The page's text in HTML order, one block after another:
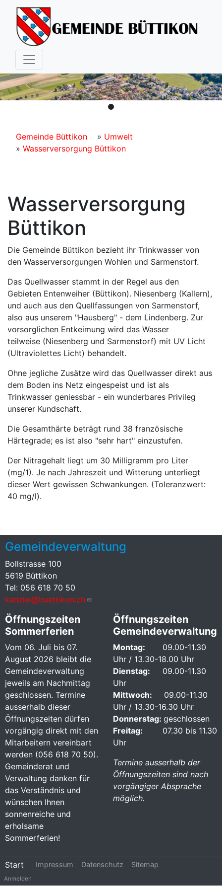
Hauptnavigation
Pfadnavigation
Gemeinde Büttikon
Umwelt
Wasserversorgung Büttikon
Wasserversorgung
Büttikon
Die Gemeinde Büttikon bezieht ihr Trinkwasser von
den Wasserversorgungen Wohlen und Sarmenstorf.
Das Quellwasser stammt in der Regel aus den
Gebieten Entenweiher (Büttikon). Niesenberg (Kallern),
und auch aus den Quellfassungen von Sarmenstorf,
also aus unserem "Hausberg" - dem Lindenberg. Zur
vorsorglichen Entkeimung wird das Wasser
teilweise (Niesenberg und Sarmenstorf) mit UV Licht
(Ultraviolettes Licht) behandelt.
Ohne jegliche Zusätze wird das Quellwasser direkt aus
dem Boden ins Netz eingespeist und ist als
Trinkwasser geniessbar - ein wunderbares Privileg
unserer Kundschaft.
Die Gesamthärte beträgt rund 38 französische
Härtegrade; es ist also "sehr hart" einzustufen.
Der Nitragehalt liegt um 30 Milligramm pro Liter
(mg/1). Je nach Jahreszeit und Witterung unterliegt
dieser Wert gewissen Schwankungen. (Toleranzwert:
40 mg/l).
Gemeindeverwaltung
Bollstrasse 100
5619 Büttikon
Tel: 056 618 70 50
kanzlei@buettikon.ch
Öffnungszeiten
Sommerferien
Vom 06. Juli bis 07.
August 2026 bleibt die
Gemeindeverwaltung
jeweils am Nachmittag
geschlossen. Termine
ausserhalb dieser
Öffnungszeiten dürfen
vorgängig direkt mit den
Mitarbeitern vereinbart
werden (056 618 70 50).
Gemeinderat und
Verwaltung danken für
das Verständnis und
wünschen Ihnen
sonnenreiche und
erholsame
Sommerferien!
Öffnungszeiten
Gemeindeverwaltung
Montag: 09.00-11.30
Uhr / 13.30-18.00 Uhr
Dienstag: 09.00-11.30
Uhr
Mittwoch:
09.00-11.30
Uhr / 13.30-16.30 Uhr
Donnerstag: geschlossen
Freitag: 07.30 bis 11.30
Uhr
Termine ausserhalb der
Öffnungszeiten sind nach
vorgängiger Absprache
möglich.
Footer
menu
Start Impressum Datenschutz Sitemap
Benutzermenü
Anmelden